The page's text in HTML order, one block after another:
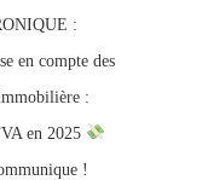
:
en compte des
:
en 2025
!